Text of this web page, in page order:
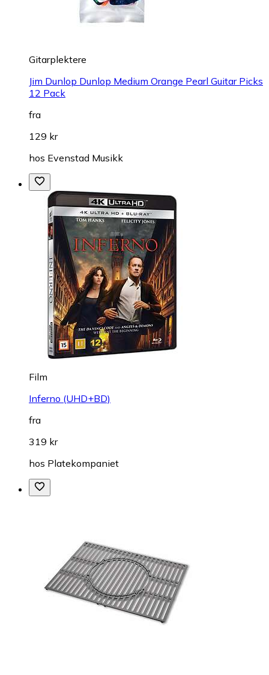
Gitarplektere
Jim Dunlop Dunlop Medium Orange Pearl Guitar Picks
12 Pack
fra
129 kr
hos Evenstad Musikk
Film
Inferno (UHD+BD)
fra
319 kr
hos Platekompaniet